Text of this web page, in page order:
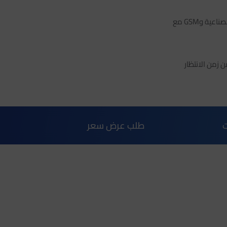
استخدم أي مجموعة من بطاقات SIM عبر الأقمار الصناعية وGSM مع
طلب عرض سعر